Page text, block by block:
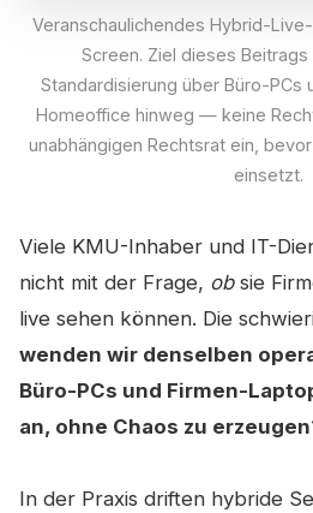
Veranschaulichendes Hybrid-
Screen. Ziel dieses
Standardisierung über Büro-PCs
Homeoffice hinweg — keine
unabhängigen Rechtsrat ein,
einsetzt.
Viele KMU-Inhaber und IT-
nicht mit der Frage, obsie
live sehen können. Die
wenden wir denselben
Büro-PCs und Firmen-
an, ohne Chaos zu
In der Praxis driften hybride